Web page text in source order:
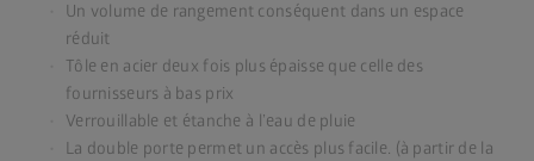
Un volume de rangement conséquent dans un espace
réduit
Tôle en acier deux fois plus épaisse que celle des
fournisseurs à bas prix
Verrouillable et étanche à l’eau de pluie
La double porte permet un accès plus facile. (à partir de la